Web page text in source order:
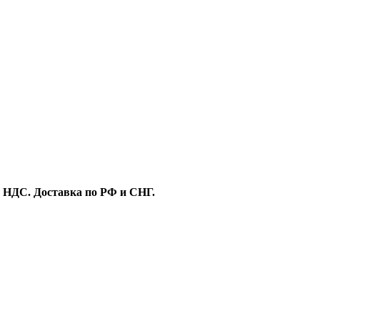
НДС. Доставка по РФ и СНГ.